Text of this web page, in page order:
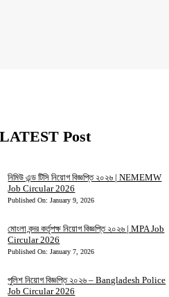
LATEST Post
নিমিউ এন্ড টিসি নিয়োগ বিজ্ঞপ্তি ২০২৬ | NEMEMW
Job Circular 2026
Published On: January 9, 2026
মোংলা বন্দর কর্তৃপক্ষ নিয়োগ বিজ্ঞপ্তি ২০২৬ | MPA Job
Circular 2026
Published On: January 7, 2026
পুলিশ নিয়োগ বিজ্ঞপ্তি ২০২৬ – Bangladesh Police
Job Circular 2026